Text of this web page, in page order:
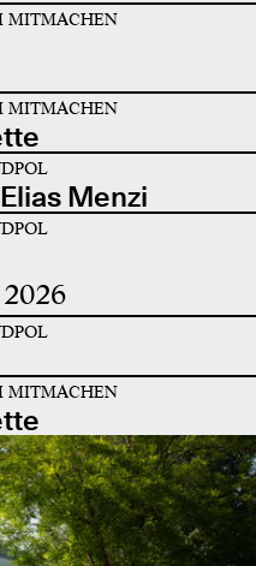
MITMACHEN
MITMACHEN
Menzi
MITMACHEN